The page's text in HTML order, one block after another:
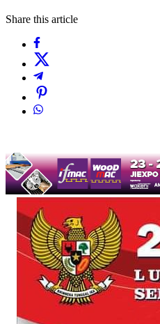
Share this article